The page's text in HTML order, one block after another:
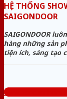
HỆ THỐNG
SAIGONDOOR
SAIGONDOOR
hàng những sản
tiện ích, sáng tạo